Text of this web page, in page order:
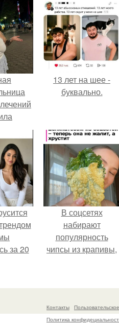
в
после
с
13 лет на шее -
буквально.
за 20
В соцсетях
набирают
популярность
чипсы из крапивы,
комментариях
неожиданно
вкусными.
Контакты
Политика